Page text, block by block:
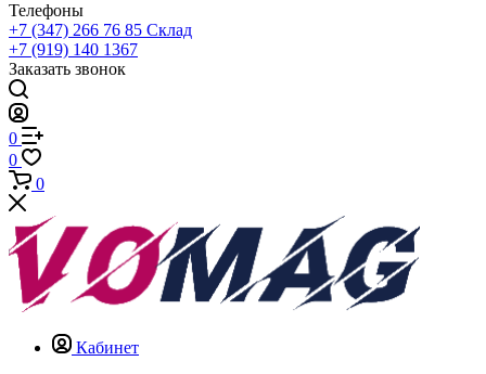
Телефоны
+7 (347) 266 76 85 Склад
+7 (919) 140 1367
Заказать звонок
0
0
0
Кабинет